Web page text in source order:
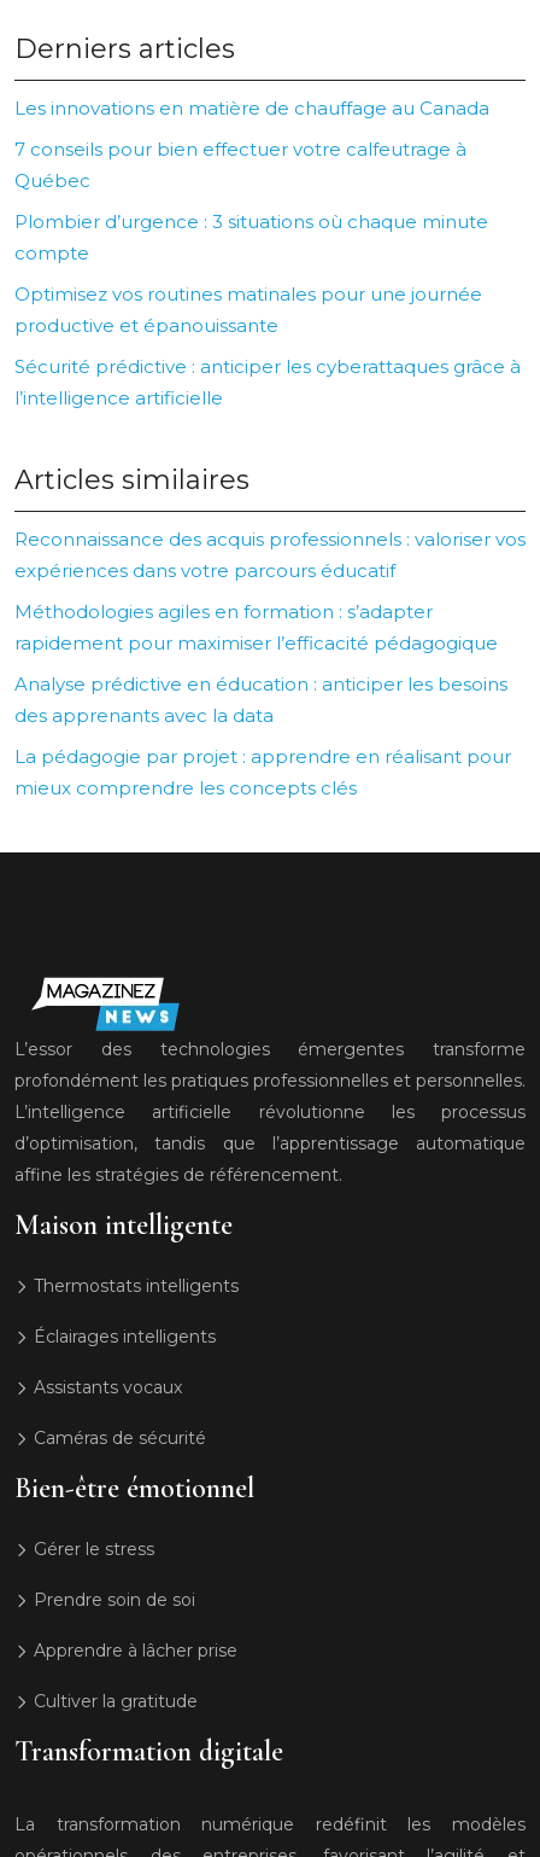
Derniers articles
Les innovations en matière de chauffage au Canada
7 conseils pour bien effectuer votre calfeutrage à
Québec
Plombier d’urgence : 3 situations où chaque minute
compte
Optimisez vos routines matinales pour une journée
productive et épanouissante
Sécurité prédictive : anticiper les cyberattaques grâce à
l’intelligence artificielle
Articles similaires
Reconnaissance des acquis professionnels : valoriser vos
expériences dans votre parcours éducatif
Méthodologies agiles en formation : s’adapter
rapidement pour maximiser l’efficacité pédagogique
Analyse prédictive en éducation : anticiper les besoins
des apprenants avec la data
La pédagogie par projet : apprendre en réalisant pour
mieux comprendre les concepts clés
L’essor des technologies émergentes transforme
profondément les pratiques professionnelles et personnelles.
L’intelligence artificielle révolutionne les processus
d’optimisation, tandis que l’apprentissage automatique
affine les stratégies de référencement.
Maison intelligente
Thermostats intelligents
Éclairages intelligents
Assistants vocaux
Caméras de sécurité
Bien-être émotionnel
Gérer le stress
Prendre soin de soi
Apprendre à lâcher prise
Cultiver la gratitude
Transformation digitale
La transformation numérique redéfinit les modèles